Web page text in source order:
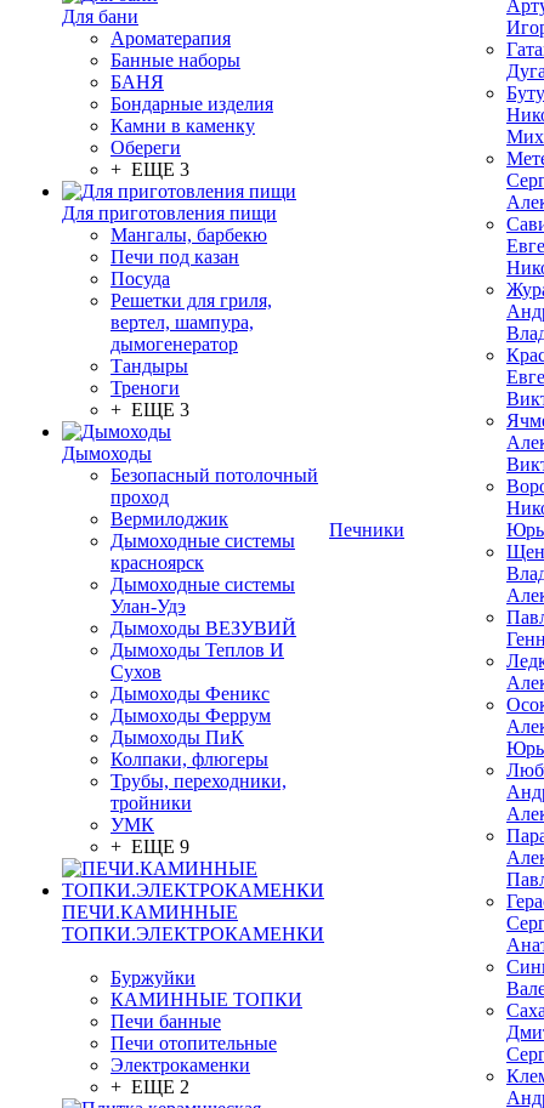
Для бани
Ароматерапия
Банные наборы
БАНЯ
Бондарные изделия
Камни в каменку
Обереги
+ ЕЩЕ 3
Для приготовления пищи
Мангалы, барбекю
Печи под казан
Посуда
Решетки для гриля,
вертел, шампура,
дымогенератор
Тандыры
Треноги
+ ЕЩЕ 3
Дымоходы
Безопасный потолочный
проход
Вермилоджик
Дымоходные системы
красноярск
Дымоходные системы
Улан-Удэ
Дымоходы ВЕЗУВИЙ
Дымоходы Теплов И
Сухов
Дымоходы Феникс
Дымоходы Феррум
Дымоходы ПиК
Колпаки, флюгеры
Трубы, переходники,
тройники
УМК
+ ЕЩЕ 9
ПЕЧИ.КАМИННЫЕ
ТОПКИ.ЭЛЕКТРОКАМЕНКИ
Буржуйки
КАМИННЫЕ ТОПКИ
Печи банные
Печи отопительные
Электрокаменки
+ ЕЩЕ 2
Печники